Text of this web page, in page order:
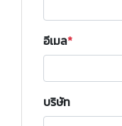
อีเมล
บริษัท